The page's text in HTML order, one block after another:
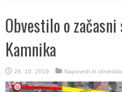
Obvestilo o
Kamnika
28. 10. 2019 Napovedi in obvestila